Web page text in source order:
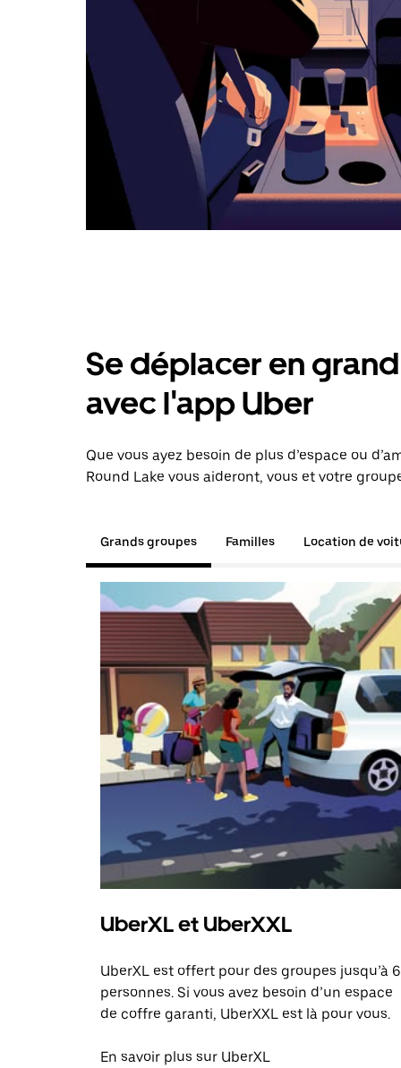
Se déplacer en
avec l'app Uber
Que vous ayez besoin de plus d’espace ou
Round Lake vous aideront, vous et votre
Grands groupes Familles Location de
UberXL et UberXXL
UberXL est offert pour des groupes jusqu’à 6
personnes. Si vous avez besoin d’un espace
de coffre garanti, UberXXL est là pour vous.
En savoir plus sur UberXL